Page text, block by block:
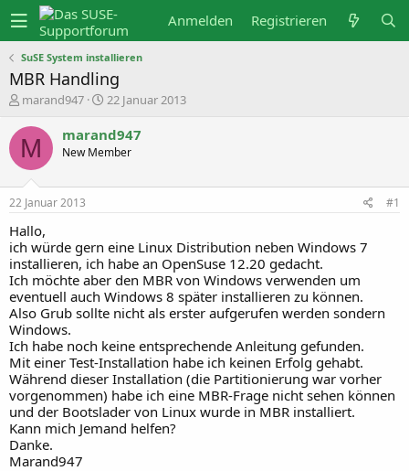
Anmelden Registrieren
SuSE System installieren
MBR Handling
E
s
t
e
l
e
r
marand947
E
t
e
22 Januar 2013
M marand947
New Member
22 Januar 2013 #1
Hallo,
ich würde gern eine Linux Distribution neben Windows 7
installieren, ich habe an OpenSuse 12.20 gedacht.
Ich möchte aber den MBR von Windows verwenden um
eventuell auch Windows 8 später installieren zu können.
Also Grub sollte nicht als erster aufgerufen werden sondern
Windows.
Ich habe noch keine entsprechende Anleitung gefunden.
Mit einer Test-Installation habe ich keinen Erfolg gehabt.
Während dieser Installation (die Partitionierung war vorher
vorgenommen) habe ich eine MBR-Frage nicht sehen können
und der Bootslader von Linux wurde in MBR installiert.
Kann mich Jemand helfen?
Danke.
Marand947